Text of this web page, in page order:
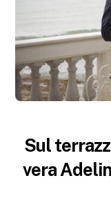
Sul
vera